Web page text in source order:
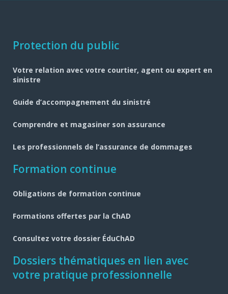
Navigation
pied
de
page
Protection du public
Votre relation avec votre courtier, agent ou expert en
sinistre
Guide d’accompagnement du sinistré
Comprendre et magasiner son assurance
Les professionnels de l’assurance de dommages
Formation continue
Obligations de formation continue
Formations offertes par la ChAD
Consultez votre dossier ÉduChAD
Dossiers thématiques en lien avec
votre pratique professionnelle